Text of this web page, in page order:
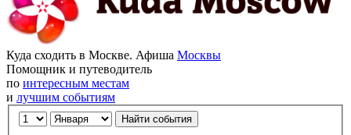
Куда сходить в Москве. Афиша Москвы
Помощник и путеводитель
по интересным местам
и лучшим событиям